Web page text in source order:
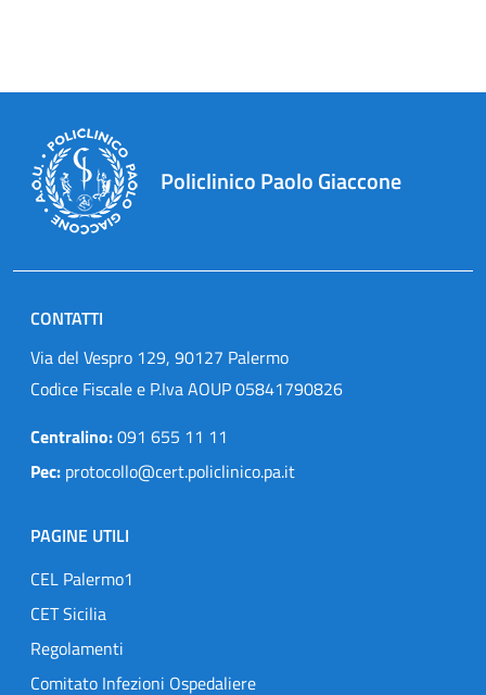
Policlinico Paolo Giaccone
CONTATTI
Via del Vespro 129, 90127 Palermo
Codice Fiscale e P.Iva AOUP 05841790826
Centralino:091 655 11 11
Pec: protocollo@cert.policlinico.pa.it
PAGINE UTILI
CEL Palermo1
CET Sicilia
Regolamenti
Comitato Infezioni Ospedaliere